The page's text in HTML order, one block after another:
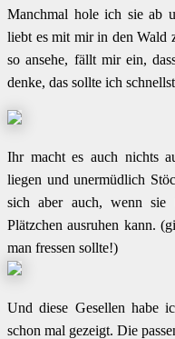
Manchmal hole ich sie ab
liebt es mit mir in den Wald
so ansehe, fällt mir ein,
denke, das sollte ich
Ihr macht es auch nichts
liegen und unermüdlich
sich aber auch, wenn
Plätzchen ausruhen kann.
man fressen sollte!)
Und diese Gesellen habe
schon mal gezeigt. Die